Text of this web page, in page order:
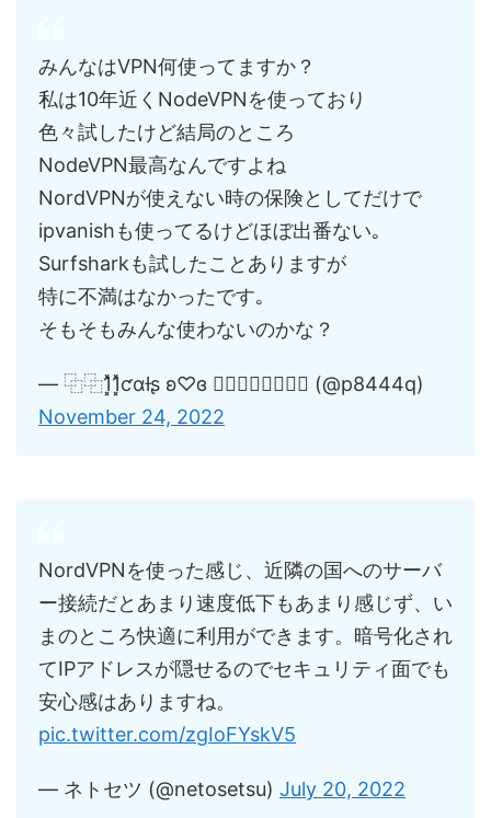
みんなはVPN何使ってますか？
私は10年近くNodeVPNを使っており
色々試したけど結局のところ
NodeVPN最高なんですよね
NordVPNが使えない時の保険としてだけで
ipvanishも使ってるけどほぼ出番ない｡
Surfsharkも試したことありますが
特に不満はなかったです｡
そもそもみんな使わないのかな？
— ⿻⿻1͓̽1͓̽ƈαƚʂ ʚ♡ɞ 猫⃣魔⃣人⃣⿻⿻ (@p8444q)
November 24, 2022
NordVPNを使った感じ、近隣の国へのサーバ
ー接続だとあまり速度低下もあまり感じず、い
まのところ快適に利用ができます。暗号化され
てIPアドレスが隠せるのでセキュリティ面でも
安心感はありますね。
pic.twitter.com/zgIoFYskV5
— ネトセツ (@netosetsu) July 20, 2022